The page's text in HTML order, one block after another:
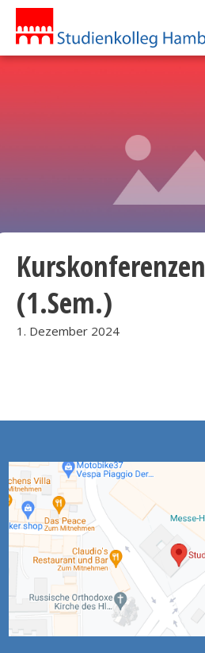
Kurskonferenzen
(1.Sem.)
1. Dezember 2024